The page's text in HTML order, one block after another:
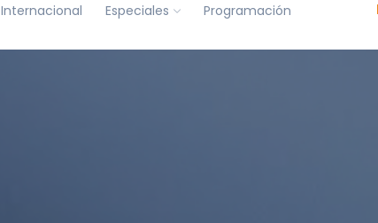
Internacional Especiales Programación